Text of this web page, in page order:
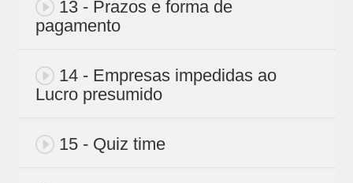
13 - Prazos e forma de
pagamento
14 - Empresas impedidas ao
Lucro presumido
15 - Quiz time